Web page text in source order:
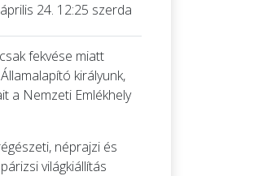
24. 12:25 szerda
fekvése miatt
királyunk,
a Nemzeti Emlékhely
néprajzi és
világkiállítás